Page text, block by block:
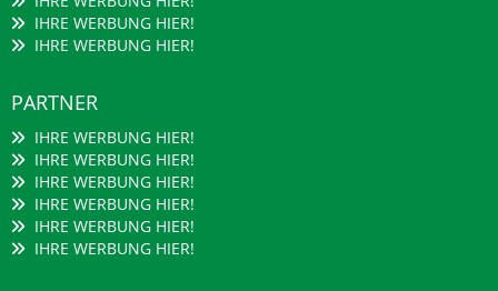
IHRE WERBUNG HIER!
IHRE WERBUNG HIER!
PARTNER
IHRE WERBUNG HIER!
IHRE WERBUNG HIER!
IHRE WERBUNG HIER!
IHRE WERBUNG HIER!
IHRE WERBUNG HIER!
IHRE WERBUNG HIER!